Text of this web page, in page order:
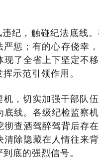
纪，触碰纪法底线
惩；有的心存侥幸
了全省上下坚定不
示范引领作用。
，切实加强干部队
线。各级纪检监察
查酒驾醉驾背后存
除隐藏在人情往来
底的强烈信号。